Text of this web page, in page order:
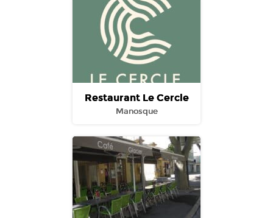
Restaurant Le Cercle
Manosque